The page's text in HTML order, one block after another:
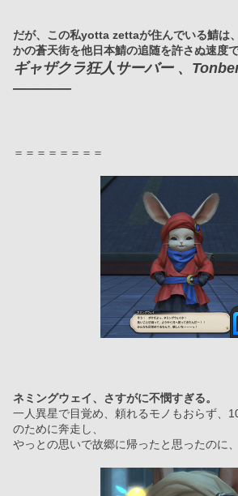
だが、この私yotta zettaが住んでいる鯖は、
かの蒼天街を他日本鯖の追随を許さぬ速度
ギャザクラ狂人サーバー 、
――――
＝＝＝＝＝＝＝＝
ネミングウェイ、さすがに不憫すぎる。
一人異星で目覚め、頼れるモノもおらず、
のために奔走し、
やっとの思いで故郷に帰ったと思ったのに、